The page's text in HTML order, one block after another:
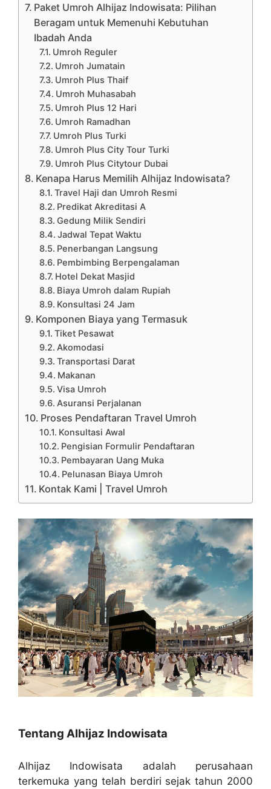
Paket Umroh Alhijaz Indowisata: Pilihan
Beragam untuk Memenuhi Kebutuhan
Ibadah Anda
Umroh Reguler
Umroh Jumatain
Umroh Plus Thaif
Umroh Muhasabah
Umroh Plus 12 Hari
Umroh Ramadhan
Umroh Plus Turki
Umroh Plus City Tour Turki
Umroh Plus Citytour Dubai
Kenapa Harus Memilih Alhijaz Indowisata?
Travel Haji dan Umroh Resmi
Predikat Akreditasi A
Gedung Milik Sendiri
Jadwal Tepat Waktu
Penerbangan Langsung
Pembimbing Berpengalaman
Hotel Dekat Masjid
Biaya Umroh dalam Rupiah
Konsultasi 24 Jam
Komponen Biaya yang Termasuk
Tiket Pesawat
Akomodasi
Transportasi Darat
Makanan
Visa Umroh
Asuransi Perjalanan
Proses Pendaftaran Travel Umroh
Konsultasi Awal
Pengisian Formulir Pendaftaran
Pembayaran Uang Muka
Pelunasan Biaya Umroh
Kontak Kami | Travel Umroh
Tentang Alhijaz Indowisata
Alhijaz Indowisata adalah perusahaan
terkemuka yang telah berdiri sejak tahun 2000